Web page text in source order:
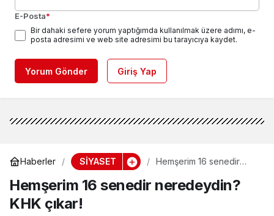
E-Posta*
Bir dahaki sefere yorum yaptığımda kullanılmak üzere adımı, e-
posta adresimi ve web site adresimi bu tarayıcıya kaydet.
Yorum Gönder Giriş Yap
Haberler SİYASET
Hemşerim 16 senedir
Hemşerim 16 senedir neredeydin?
KHK çıkar!